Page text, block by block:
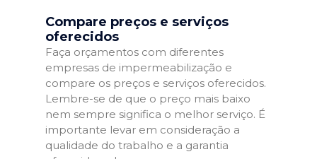
Compare preços e serviços
oferecidos
Faça orçamentos com diferentes
empresas de impermeabilização e
compare os preços e serviços oferecidos.
Lembre-se de que o preço mais baixo
nem sempre significa o melhor serviço. É
importante levar em consideração a
qualidade do trabalho e a garantia